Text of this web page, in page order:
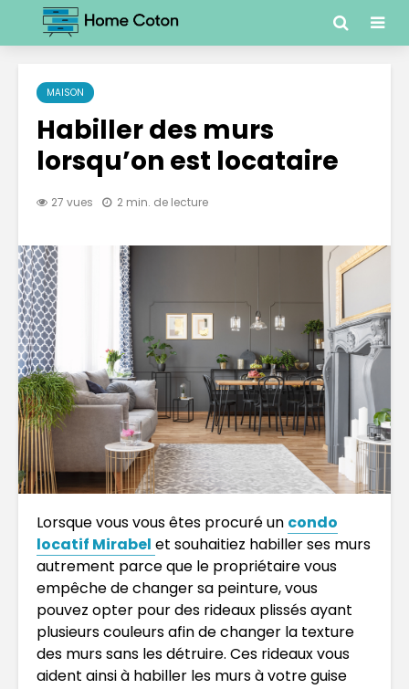
MAISON
Habiller des murs
lorsqu’on est locataire
27 vues 2 min. de lecture
Lorsque vous vous êtes procuré un condo
locatif Mirabel et souhaitiez habiller ses murs
autrement parce que le propriétaire vous
empêche de changer sa peinture, vous
pouvez opter pour des rideaux plissés ayant
plusieurs couleurs afin de changer la texture
des murs sans les détruire. Ces rideaux vous
aident ainsi à habiller les murs à votre guise